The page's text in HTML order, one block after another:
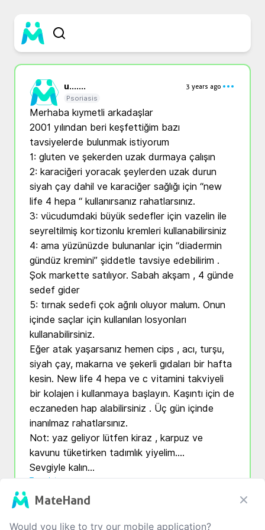
u.......
3 years ago
Psoriasis
Merhaba kıymetli arkadaşlar
2001 yılından beri keşfettiğim bazı
tavsiyelerde bulunmak istiyorum
1: gluten ve şekerden uzak durmaya çalışın
2: karaciğeri yoracak şeylerden uzak durun
siyah çay dahil ve karaciğer sağlığı için “new
life 4 hepa “ kullanırsanız rahatlarsınız.
3: vücudumdaki büyük sedefler için vazelin ile
seyreltilmiş kortizonlu kremleri kullanabilirsiniz
4: ama yüzünüzde bulunanlar için “diadermin
gündüz kremini” şiddetle tavsiye edebilirim .
Şok markette satılıyor. Sabah akşam , 4 günde
sedef gider
5: tırnak sedefi çok ağrılı oluyor malum. Onun
içinde saçlar için kullanılan losyonları
kullanabilirsiniz.
Eğer atak yaşarsanız hemen cips , acı, turşu,
siyah çay, makarna ve şekerli gıdaları bir hafta
kesin. New life 4 hepa ve c vitamini takviyeli
bir kolajen i kullanmaya başlayın. Kaşıntı için de
eczaneden hap alabilirsiniz . Üç gün içinde
inanılmaz rahatlarsınız.
Not: yaz geliyor lütfen kiraz , karpuz ve
kavunu tüketirken tadımlık yiyelim….
Sevgiyle kalın…
Translate
3
MateHand
Would you like to try our mobile application?